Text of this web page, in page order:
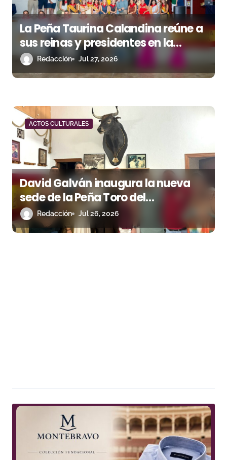
La Peña Taurina Calandina reúne a
sus reinas y presidentes en la
celebración de su 50.º aniversario
Redacción Jul 27, 2026
ACTOS CULTURALES
David Galván inaugura la nueva
sede de la Peña Toro del
Aguardiente de San Roque
Redacción Jul 26, 2026